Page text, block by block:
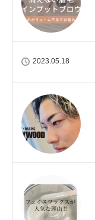
2023.05.18